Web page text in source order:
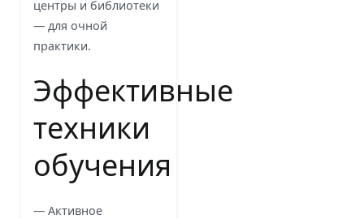
центры и библиотеки
— для очной
практики.
Эффективные
техники
обучения
— Активное